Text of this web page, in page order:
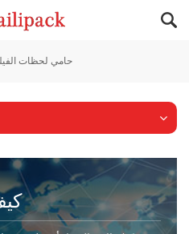
حامي لحظات